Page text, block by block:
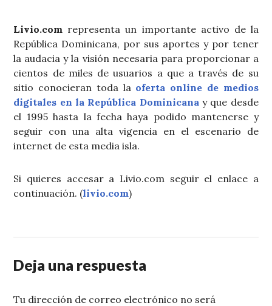
Livio.com representa un importante activo de la
República Dominicana, por sus aportes y por tener
la audacia y la visión necesaria para proporcionar a
cientos de miles de usuarios a que a través de su
sitio conocieran toda la oferta online de medios
digitales en la República Dominicanay que desde
el 1995 hasta la fecha haya podido mantenerse y
seguir con una alta vigencia en el escenario de
internet de esta media isla.
Si quieres accesar a Livio.com seguir el enlace a
continuación. (livio.com)
Deja una respuesta
Tu dirección de correo electrónico no será